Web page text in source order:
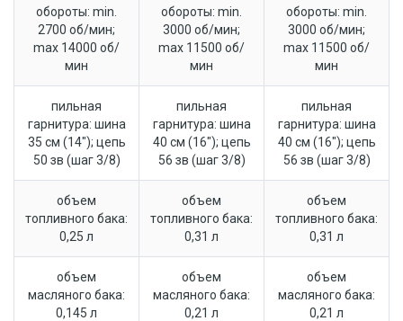
обороты: min.
2700 об/мин;
max 14000 об/
мин
обороты: min.
3000 об/мин;
max 11500 об/
мин
обороты: min.
3000 об/мин;
max 11500 об/
мин
пильная
гарнитура: шина
35 см (14"); цепь
50 зв (шаг 3/8)
пильная
гарнитура: шина
40 см (16"); цепь
56 зв (шаг 3/8)
пильная
гарнитура: шина
40 см (16"); цепь
56 зв (шаг 3/8)
объем
топливного бака:
0,25 л
объем
топливного бака:
0,31 л
объем
топливного бака:
0,31 л
объем
масляного бака:
0,145 л
объем
масляного бака:
0,21 л
объем
масляного бака:
0,21 л